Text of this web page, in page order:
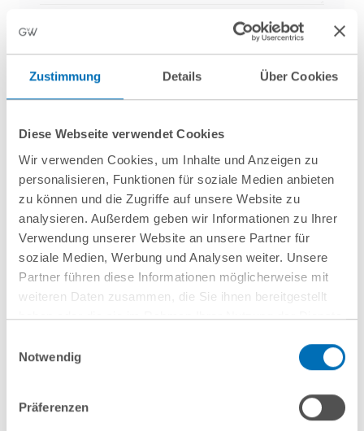
Zustimmung Details Über Cookies
Diese Webseite verwendet Cookies
Wir verwenden Cookies, um Inhalte und Anzeigen zu
personalisieren, Funktionen für soziale Medien anbieten
zu können und die Zugriffe auf unsere Website zu
analysieren. Außerdem geben wir Informationen zu Ihrer
Verwendung unserer Website an unsere Partner für
soziale Medien, Werbung und Analysen weiter. Unsere
Partner führen diese Informationen möglicherweise mit
weiteren Daten zusammen, die Sie ihnen bereitgestellt
haben oder die sie im Rahmen Ihrer Nutzung der Dienste
Cookies, wenn Sie unsere Webseite weiterhin nutzen.
Hinweis auf die Verarbeitung Ihrer personenbezogenen
Indem Sie auf „Cookies
akzeptieren“ klicken, willigen Sie zugleich gem. Art. 49 Abs. 1
Notwendig
Präferenzen
Would you prefer to talk to us in person?
The GvW customer service will be happy to
answer your telephone enquiries on +49 40
3592-0.
(Monday to Friday from 08:00 to 18:00; no
holidays)